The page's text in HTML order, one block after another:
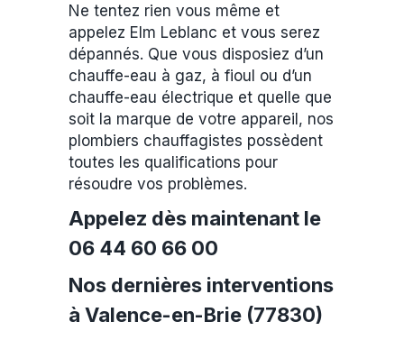
Ne tentez rien vous même et
appelez Elm Leblanc et vous serez
dépannés. Que vous disposiez d’un
chauffe-eau à gaz, à fioul ou d’un
chauffe-eau électrique et quelle que
soit la marque de votre appareil, nos
plombiers chauffagistes possèdent
toutes les qualifications pour
résoudre vos problèmes.
Appelez dès maintenant le
06 44 60 66 00
Nos dernières interventions
à Valence-en-Brie (77830)